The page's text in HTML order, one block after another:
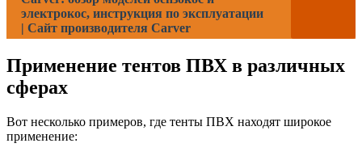
электрокос, инструкция по эксплуатации
| Сайт производителя Carver
Применение тентов ПВХ в различных
сферах
Вот несколько примеров, где тенты ПВХ находят широкое
применение: